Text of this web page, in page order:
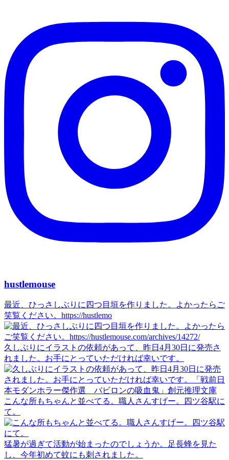
hustlemouse
最近、ひっさしぶりに四つ目垣を作りました。よかったらご
笑覧ください。https://hustlemo
久しぶりにイラストの依頼があって、昨日4月30日に発売さ
れました。お手にとっていただければ幸いです。
こんな所もちゃんと並べてる。職人さんすげー。四ツ谷駅に
て。
猛暑が過ぎて活動が始まったのでしょうか。足長蜂を見た
し、今年初めて蚊にも刺されました。